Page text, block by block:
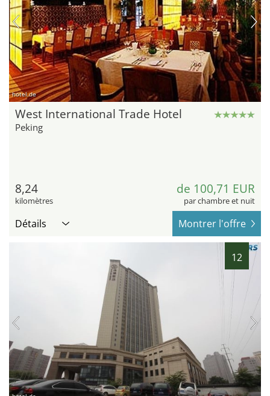
hotel.de
West International Trade Hotel
Peking
8,24
kilomètres
de 100,71 EUR
par chambre et nuit
Détails Montrer l'offre
12